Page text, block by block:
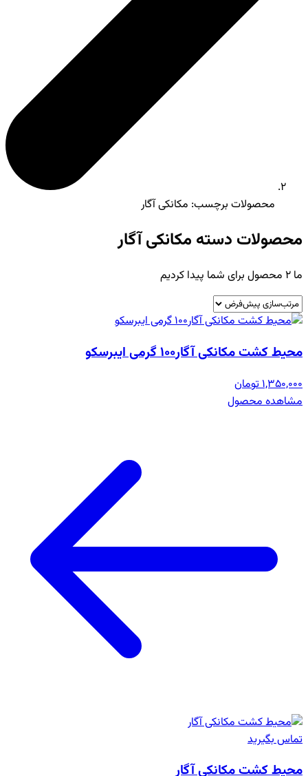
محصولات برچسب: مکانکی آگار
محصولات دسته مکانکی آگار
ما 2 محصول برای شما پیدا کردیم
محیط کشت مکانکی آگار100 گرمی ایبرسکو
1,350,000 تومان
مشاهده محصول
تماس بگیرید
محیط کشت مکانکی آگار